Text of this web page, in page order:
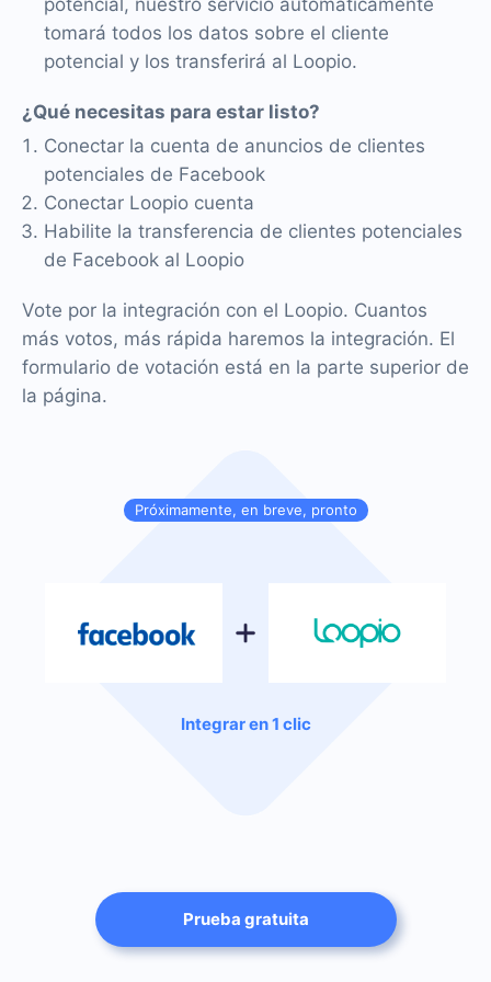
Próximamente, en breve, pronto
Integrar en 1 clic
tomará todos los datos sobre el cliente
potencial y los transferirá al Loopio.
¿Qué necesitas para estar listo?
Conectar la cuenta de anuncios de clientes
potenciales de Facebook
Conectar Loopio cuenta
Habilite la transferencia de clientes potenciales
de Facebook al Loopio
Vote por la integración con el Loopio. Cuantos
más votos, más rápida haremos la integración. El
formulario de votación está en la parte superior de
la página.
Prueba gratuita